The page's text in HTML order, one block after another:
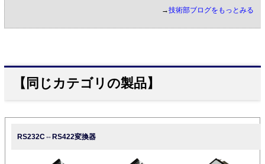
→技術部ブログをもっとみる
【同じカテゴリの製品】
RS232C⇔RS422変換器